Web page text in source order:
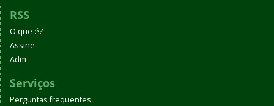
RSS
O que é?
Assine
Adm
Serviços
Perguntas frequentes